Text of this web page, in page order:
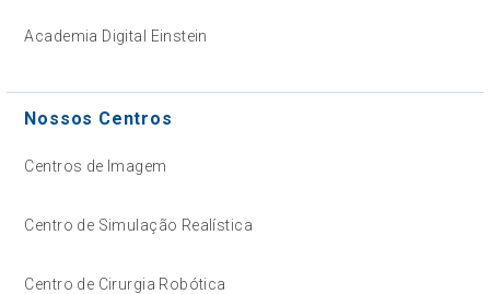
Academia Digital Einstein
Nossos Centros
Centros de Imagem
Centro de Simulação Realística
Centro de Cirurgia Robótica